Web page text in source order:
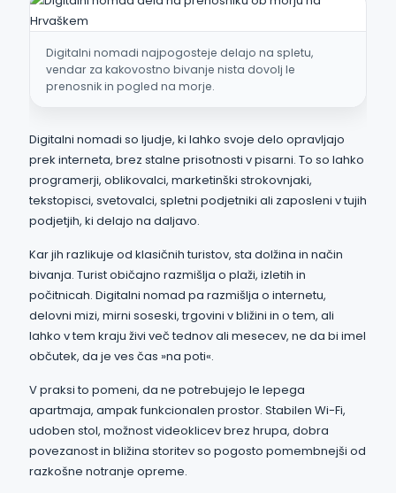
Digitalni nomadi najpogosteje delajo na spletu,
vendar za kakovostno bivanje nista dovolj le
prenosnik in pogled na morje.
Digitalni nomadi so ljudje, ki lahko svoje delo opravljajo
prek interneta, brez stalne prisotnosti v pisarni. To so lahko
programerji, oblikovalci, marketinški strokovnjaki,
tekstopisci, svetovalci, spletni podjetniki ali zaposleni v tujih
podjetjih, ki delajo na daljavo.
Kar jih razlikuje od klasičnih turistov, sta dolžina in način
bivanja. Turist običajno razmišlja o plaži, izletih in
počitnicah. Digitalni nomad pa razmišlja o internetu,
delovni mizi, mirni soseski, trgovini v bližini in o tem, ali
lahko v tem kraju živi več tednov ali mesecev, ne da bi imel
občutek, da je ves čas »na poti«.
V praksi to pomeni, da ne potrebujejo le lepega
apartmaja, ampak funkcionalen prostor. Stabilen Wi-Fi,
udoben stol, možnost videoklicev brez hrupa, dobra
povezanost in bližina storitev so pogosto pomembnejši od
razkošne notranje opreme.